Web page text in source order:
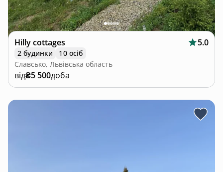
Hilly cottages 5.0
2 будинки
10 осіб
Славсько, Львівська область
від₴5 500доба